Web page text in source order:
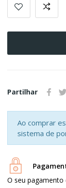
Partilhar
Ao comprar
sistema de
O seu